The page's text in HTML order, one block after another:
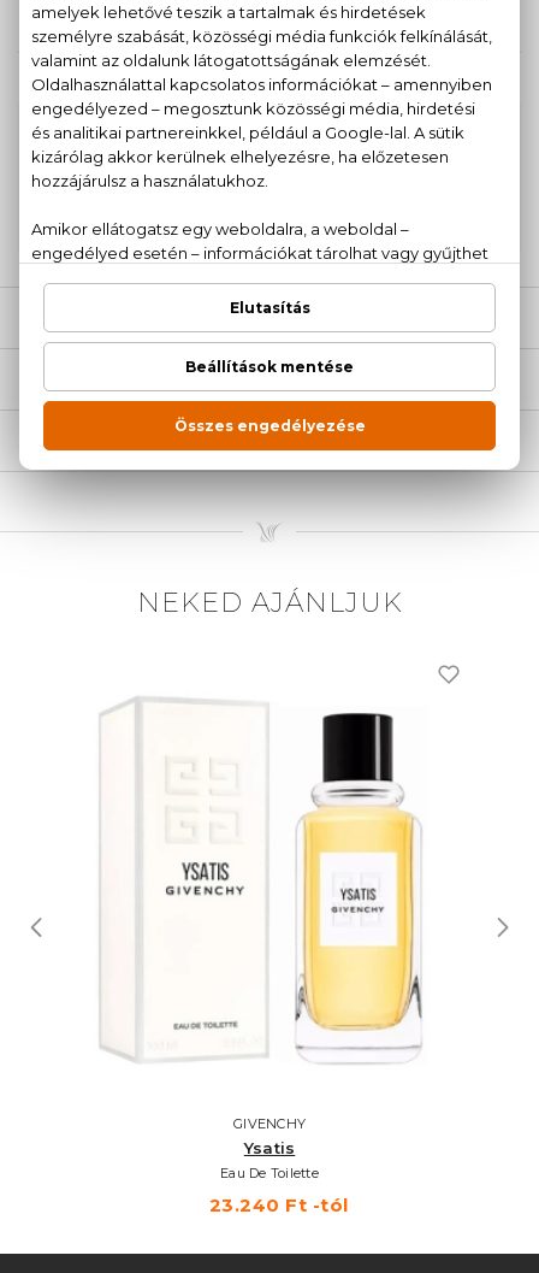
KAPCSOLÓDÓ TERMÉKEK
100% eredeti termékek,14 napos visszaküldési
garanciával
Kérdésed van, elakadtál? Hívd ügyfélszolgálatunkat:
NEKED AJÁNLJUK
GIVENCHY
Ysatis
Eau De Toilette
23.240 Ft -tól